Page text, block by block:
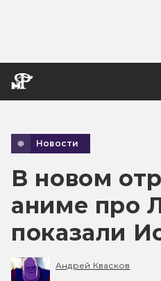
Новости
В новом
аниме про
показали
Андрей Квасков